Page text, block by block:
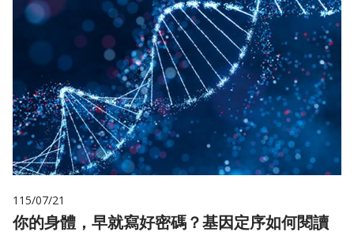
115/07/21
你的身體，早就寫好密碼？基因定序如何閱讀